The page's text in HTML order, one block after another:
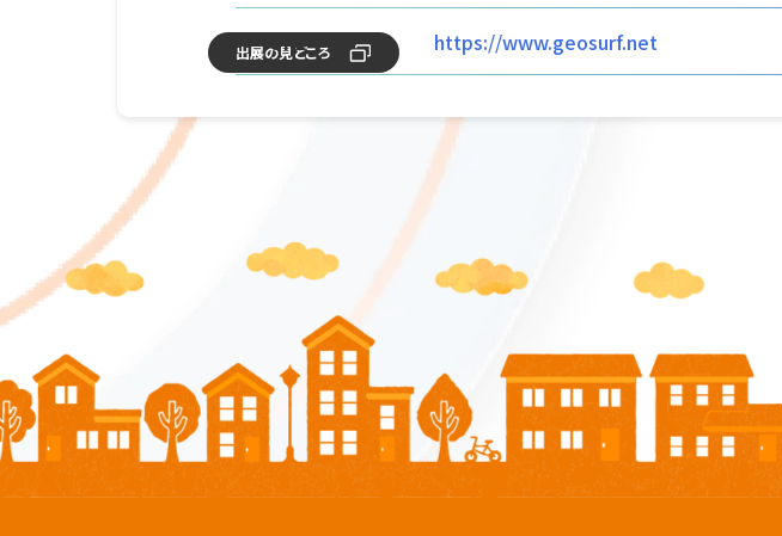
出展の見どころ
URL https://www.geosurf.net